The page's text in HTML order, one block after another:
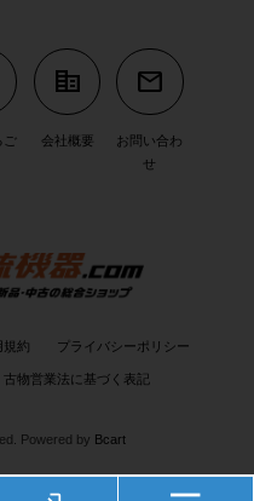
ご
corporate_fare
会社概要
mail
お問い合わ
せ
規約 プライバシーポリシー
古物営業法に基づく表記
Powered by Bcart